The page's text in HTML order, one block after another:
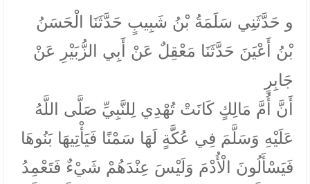
و حَدَّثَنِي سَلَمَةُ بْنُ شَبِيبٍ حَدَّثَنَا الْحَسَنُ
بْنُ أَعْيَنَ حَدَّثَنَا مَعْقِلٌ عَنْ أَبِي الزُّبَيْرِ عَنْ
جَابِرٍ
أَنَّ أُمَّ مَالِكٍ كَانَتْ تُهْدِي لِلنَّبِيِّ صَلَّى اللَّهُ
عَلَيْهِ وَسَلَّمَ فِي عُكَّةٍ لَهَا سَمْنًا فَيَأْتِيهَا بَنُوهَا
فَيَسْأَلُونَ الْأُدْمَ وَلَيْسَ عِنْدَهُمْ شَيْءٌ فَتَعْمِدُ